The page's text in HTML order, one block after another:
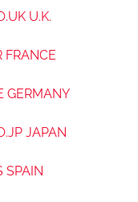
U.K.
FRANCE
GERMANY
JAPAN
SPAIN